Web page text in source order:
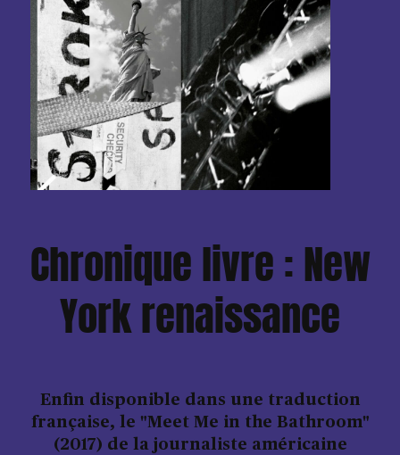
Chronique livre : New
York renaissance
Enfin disponible dans une traduction
française, le "Meet Me in the Bathroom"
(2017) de la journaliste américaine